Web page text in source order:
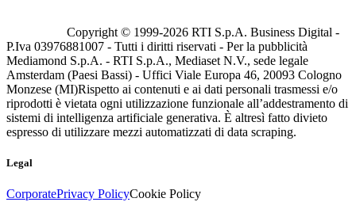
Copyright © 1999-2026 RTI S.p.A. Business Digital -
P.Iva 03976881007 - Tutti i diritti riservati - Per la pubblicità
Mediamond S.p.A. - RTI S.p.A., Mediaset N.V., sede legale
Amsterdam (Paesi Bassi) - Uffici Viale Europa 46, 20093 Cologno
Monzese (MI)Rispetto ai contenuti e ai dati personali trasmessi e/o
riprodotti è vietata ogni utilizzazione funzionale all’addestramento di
sistemi di intelligenza artificiale generativa. È altresì fatto divieto
espresso di utilizzare mezzi automatizzati di data scraping.
Legal
CorporatePrivacy PolicyCookie Policy